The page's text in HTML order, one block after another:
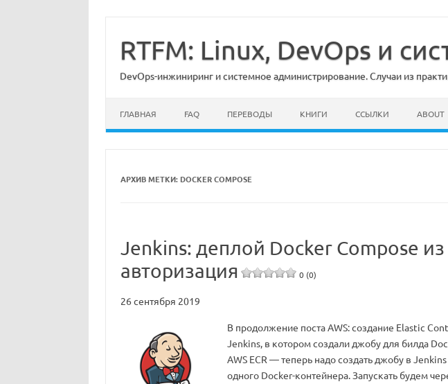
содержимому
RTFM: Linux, DevOps и
DevOps-инжиниринг и системное администрирование. Случаи из
ГЛАВНАЯ FAQ ПЕРЕВОДЫ КНИГИ ССЫЛКИ ABOUT
АРХИВ МЕТКИ: DOCKER COMPOSE
Jenkins: деплой Docker Compose из
авторизация
0 (0)
26 сентября 2019
В продолжение поста AWS: создание Elastic
Jenkins, в котором создали джобу для билда
AWS ECR — теперь надо создать джобу в
одного Docker-контейнера. Запускать будем